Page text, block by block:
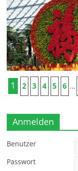
1 2 3 4 5 6 ...
Anmelden
Benutzer
Passwort